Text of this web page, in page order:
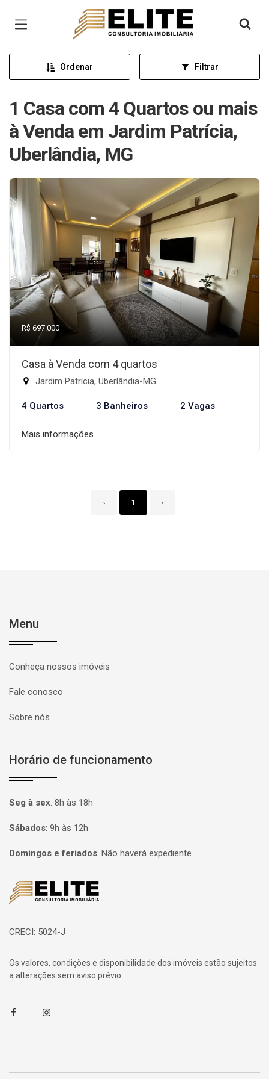
Página inicial
Ordenar Filtrar
1 Casa com 4 Quartos ou mais
à Venda em Jardim Patrícia,
Uberlândia, MG
R$ 697.000
Casa à Venda com 4 quartos
Jardim Patrícia, Uberlândia-MG
4 Quartos 3 Banheiros 2 Vagas
Mais informações
‹ 1 ›
Menu
Conheça nossos imóveis
Fale conosco
Sobre nós
Horário de funcionamento
Seg à sex: 8h às 18h
Sábados: 9h às 12h
Domingos e feriados: Não haverá expediente
Página inicial
CRECI: 5024-J
Os valores, condições e disponibilidade dos imóveis estão sujeitos
a alterações sem aviso prévio.
FacebookInstagram